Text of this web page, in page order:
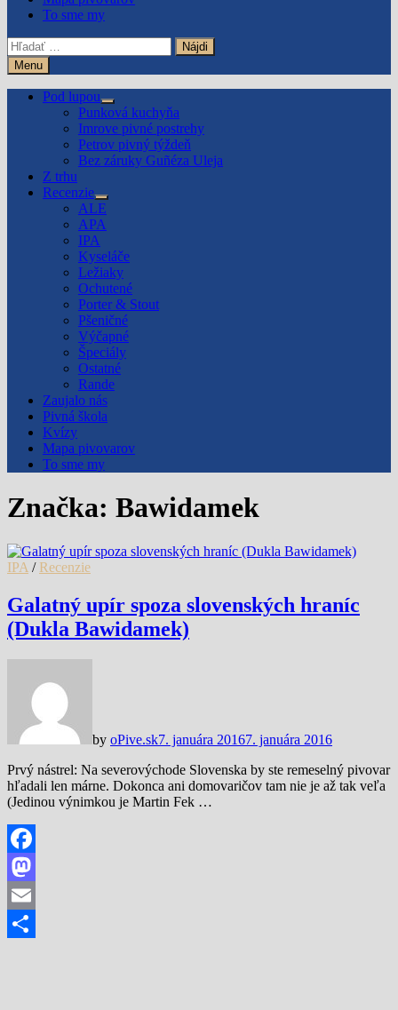
To sme my
Hľadať:
Menu
Pod lupou
Show
sub
menu
Punková kuchyňa
Imrove pivné postrehy
Petrov pivný týždeň
Bez záruky Guñéza Uleja
Z trhu
Recenzie
Show
sub
menu
ALE
APA
IPA
Kyseláče
Ležiaky
Ochutené
Porter & Stout
Pšeničné
Výčapné
Špeciály
Ostatné
Rande
Zaujalo nás
Pivná škola
Kvízy
Mapa pivovarov
To sme my
Značka: Bawidamek
IPA / Recenzie
Galatný upír spoza slovenských hraníc
(Dukla Bawidamek)
by oPive.sk7. januára 20167. januára 2016
Prvý nástrel: Na severovýchode Slovenska by ste remeselný pivovar
hľadali len márne. Dokonca ani domovaričov tam nie je až tak veľa
(Jedinou výnimkou je Martin Fek …
Facebook
Mastodon
Email